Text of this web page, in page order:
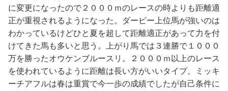
に変更になったので２０００ｍのレースの時よりも距離適
正が重視されるようになった。ダービー上位馬が強いのは
わかっているけどひと夏を超して距離適正があって力を付
けてきた馬も多いと思う。上がり馬では３連勝で１０００
万を勝ったオウケンブルースリ。２０００ｍ以上のレース
を使われているように距離は長い方がいいタイプ。ミッキ
ーチアフルは春は重賞で今一歩の成績でしたが自己条件に